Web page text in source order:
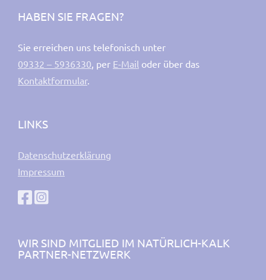
HABEN SIE FRAGEN?
Sie erreichen uns telefonisch unter
09332 – 5936330, per E-Mail oder über das
Kontaktformular.
LINKS
Datenschutzerklärung
Impressum
WIR SIND MITGLIED IM NATÜRLICH-KALK
PARTNER-NETZWERK